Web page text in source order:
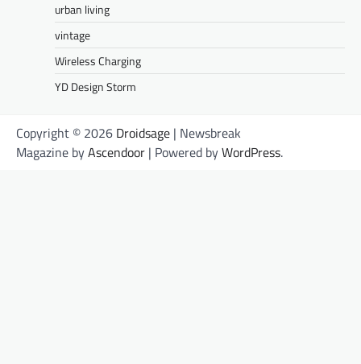
urban living
vintage
Wireless Charging
YD Design Storm
Copyright © 2026 Droidsage | Newsbreak
Magazine byAscendoor | Powered byWordPress.